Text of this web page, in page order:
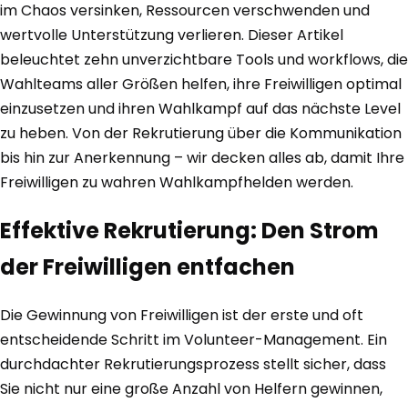
im Chaos versinken, Ressourcen verschwenden und
wertvolle Unterstützung verlieren. Dieser Artikel
beleuchtet zehn unverzichtbare Tools und workflows, die
Wahlteams aller Größen helfen, ihre Freiwilligen optimal
einzusetzen und ihren Wahlkampf auf das nächste Level
zu heben. Von der Rekrutierung über die Kommunikation
bis hin zur Anerkennung – wir decken alles ab, damit Ihre
Freiwilligen zu wahren Wahlkampfhelden werden.
Effektive Rekrutierung: Den Strom
der Freiwilligen entfachen
Die Gewinnung von Freiwilligen ist der erste und oft
entscheidende Schritt im Volunteer-Management. Ein
durchdachter Rekrutierungsprozess stellt sicher, dass
Sie nicht nur eine große Anzahl von Helfern gewinnen,